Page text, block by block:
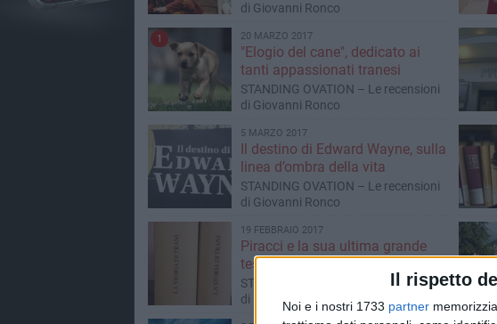
Il rispetto
Noi e i nostri 1733 partner
di Giovanni Ronco
1 20 MARZO 2017
"Elogio del cane", dedicato ai
tanti appassionati tranesi
STANDING OVATION – Le recensioni
di Giovanni Ronco
5 MARZO 2017
Il destino di Edward Wayne, sulla
linea d’ombra della vita
STANDING OVATION – Le recensioni
di Giovanni Ronco
19 FEBBRAIO 2017
Piracci e la sua ultima grande
testimonianza: La storia di Trani
STANDING OVATION – Le recensioni
di Giovanni Ronco